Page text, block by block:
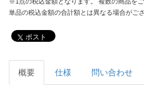
単品の税込金額の合計額とは異なる場合がご
ポスト
概要 仕様 問い合わせ